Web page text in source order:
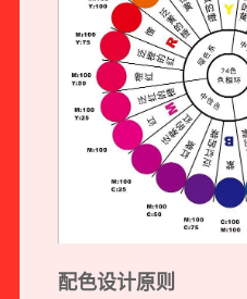
配色设计原则